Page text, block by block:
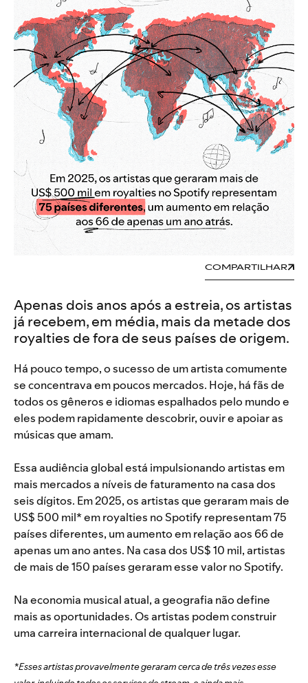
COMPARTILHAR
Apenas dois anos após a estreia, os artistas
já recebem, em média, mais da metade dos
royalties de fora de seus países de origem.
Há pouco tempo, o sucesso de um artista comumente
se concentrava em poucos mercados. Hoje, há fãs de
todos os gêneros e idiomas espalhados pelo mundo e
eles podem rapidamente descobrir, ouvir e apoiar as
músicas que amam.
Essa audiência global está impulsionando artistas em
mais mercados a níveis de faturamento na casa dos
seis dígitos. Em 2025, os artistas que geraram mais de
US$ 500 mil* em royalties no Spotify representam 75
países diferentes, um aumento em relação aos 66 de
apenas um ano antes. Na casa dos US$ 10 mil, artistas
de mais de 150 países geraram esse valor no Spotify.
Na economia musical atual, a geografia não define
mais as oportunidades. Os artistas podem construir
uma carreira internacional de qualquer lugar.
*Esses artistas provavelmente geraram cerca de três vezes esse